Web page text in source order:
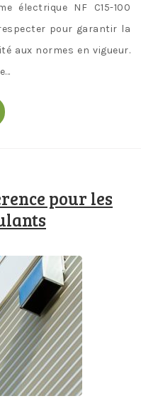
électrique NF C15-100
pour garantir la
aux normes en vigueur.
pour les